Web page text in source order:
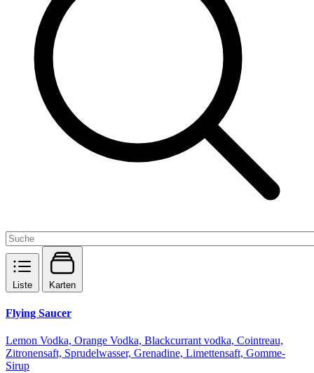
Liste Karten
Flying Saucer
Lemon Vodka, Orange Vodka, Blackcurrant vodka, Cointreau,
Zitronensaft, Sprudelwasser, Grenadine, Limettensaft, Gomme-
Sirup